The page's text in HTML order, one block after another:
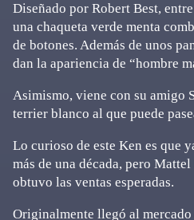
Diseñado por Robert Best,
una chaqueta verde menta
de botones. Además de unos
dan la apariencia de “hombre
Asimismo, viene con su amigo
terrier blanco al que puede
Lo curioso de este Ken es que
más de una década, pero
obtuvo las ventas esperadas.
Originalmente llegó al